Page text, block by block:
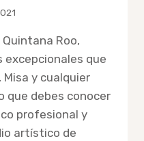
Quintana Roo,
excepcionales que
y cualquier
que debes conocer
profesional y
artístico de